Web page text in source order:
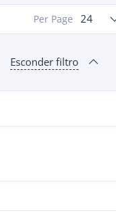
RECAMBIOS Y
Per Page 24
Esconder filtro